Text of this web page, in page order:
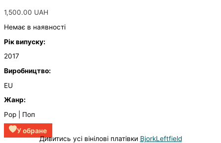
1,500.00 UAH
Немає в наявності
Рік випуску:
2017
Виробництво:
EU
Жанр:
Pop | Поп
У обране
Дивитись усі вінілові платівки BjorkLeftfield